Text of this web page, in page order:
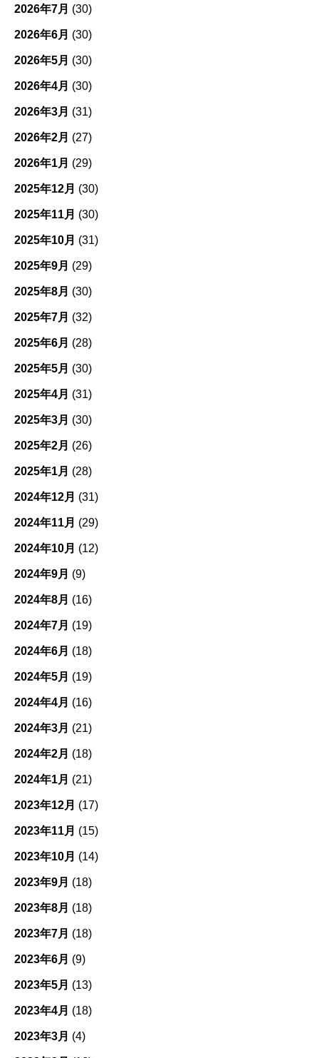
2026年7月 (30)
2026年6月 (30)
2026年5月 (30)
2026年4月 (30)
2026年3月 (31)
2026年2月 (27)
2026年1月 (29)
2025年12月 (30)
2025年11月 (30)
2025年10月 (31)
2025年9月 (29)
2025年8月 (30)
2025年7月 (32)
2025年6月 (28)
2025年5月 (30)
2025年4月 (31)
2025年3月 (30)
2025年2月 (26)
2025年1月 (28)
2024年12月 (31)
2024年11月 (29)
2024年10月 (12)
2024年9月 (9)
2024年8月 (16)
2024年7月 (19)
2024年6月 (18)
2024年5月 (19)
2024年4月 (16)
2024年3月 (21)
2024年2月 (18)
2024年1月 (21)
2023年12月 (17)
2023年11月 (15)
2023年10月 (14)
2023年9月 (18)
2023年8月 (18)
2023年7月 (18)
2023年6月 (9)
2023年5月 (13)
2023年4月 (18)
2023年3月 (4)